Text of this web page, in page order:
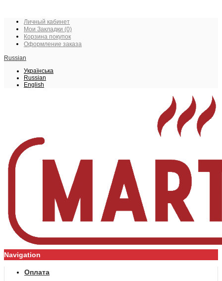
Личный кабинет
Мои Закладки (0)
Корзина покупок
Оформление заказа
Russian
Українська
Russian
English
Navigation
Оплата